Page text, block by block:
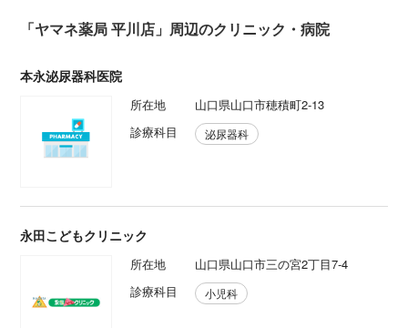
「ヤマネ薬局 平川店」周辺のクリニック・病院
本永泌尿器科医院
所在地
山口県山口市穂積町2-13
診療科目
泌尿器科
永田こどもクリニック
所在地
山口県山口市三の宮2丁目7-4
診療科目
小児科